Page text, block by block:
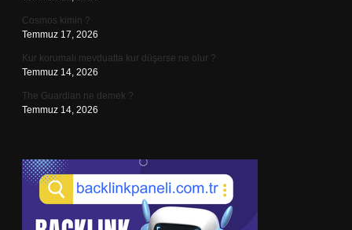
Cosmos kimin ?
Temmuz 17, 2026
Kur korumalı mevduatta kur düşerse ne olur ?
Temmuz 14, 2026
The Guardian ne demek ?
Temmuz 14, 2026